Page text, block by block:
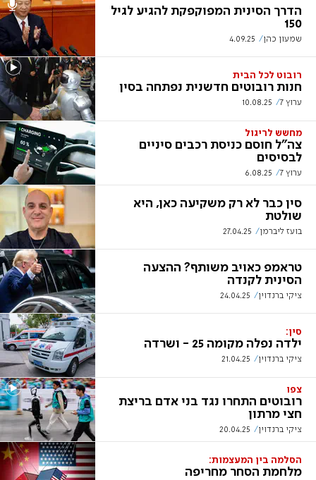
הדרך הסינית המפוקפקת להגיע לגיל
150
שמעון כהן 4.09.25
רובוט לכל הבית
חנות רובוטים חדשנית נפתחה בסין
ערוץ 7 10.08.25
מחשש לריגול
צה"ל חוסם כניסת רכבים סיניים
לבסיסים
ערוץ 7 6.08.25
סין כבר לא רק משקיעה כאן, היא
שולטת
בועז ליברמן 27.04.25
טראמפ כאויב משותף? ההצעה
הסינית לקנדה
ציקי ברנדוין 24.04.25
סין:
ילדה נפלה מקומה 25 - ושרדה
ציקי ברנדוין 21.04.25
צפו
רובוטים התחרו נגד בני אדם בריצת
חצי מרתון
ציקי ברנדוין 20.04.25
הסלמה בין המעצמות:
מלחמת הסחר מחריפה